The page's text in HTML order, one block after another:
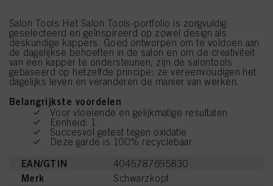
Salon Tools Het Salon Tools-portfolio is zorgvuldig
geselecteerd en geïnspireerd op zowel design als
deskundige kappers. Goed ontworpen om te voldoen aan
de dagelijkse behoeften in de salon en om de creativiteit
van een kapper te ondersteunen, zijn de salontools
gebaseerd op hetzelfde principe: ze vereenvoudigen het
dagelijks leven en veranderen de manier van werken.
Belangrijkste voordelen
Voor vloeiende en gelijkmatige resultaten
Eenheid: 1
Succesvol getest tegen oxidatie
Deze garde is 100% recyclebaar
EAN/GTIN 4045787695830
Merk Schwarzkopf